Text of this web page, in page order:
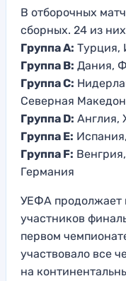
В отборочных
сборных. 24 из
Группа A: Турция,
Группа B: Дания,
Группа C:
Северная
Группа D: Англия,
Группа E:
Группа F:
Германия
УЕФА продолжает
участников
первом
участвовало все
на